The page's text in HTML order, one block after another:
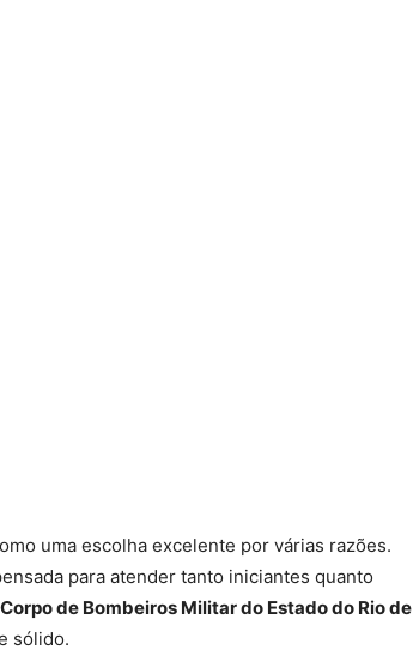
uma escolha excelente por várias razões.
para atender tanto iniciantes quanto
de Bombeiros Militar do Estado do Rio de
sólido.